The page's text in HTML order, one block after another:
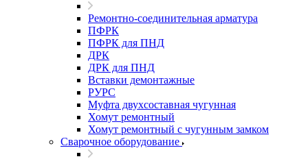
Ремонтно-соединительная арматура
ПФРК
ПФРК для ПНД
ДРК
ДРК для ПНД
Вставки демонтажные
РУРС
Муфта двухсоставная чугунная
Хомут ремонтный
Хомут ремонтный с чугунным замком
Сварочное оборудование